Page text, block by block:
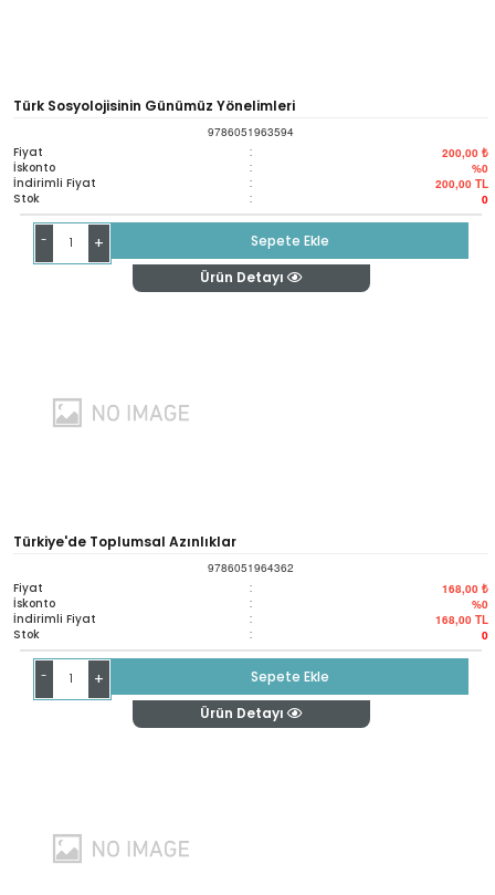
Türk Sosyolojisinin Günümüz Yönelimleri
9786051963594
Fiyat : 200,00 ₺
İskonto : %0
İndirimli Fiyat : 200,00 TL
Stok : 0
- +
Sepete Ekle
Ürün Detayı
Türkiye'de Toplumsal Azınlıklar
9786051964362
Fiyat : 168,00 ₺
İskonto : %0
İndirimli Fiyat : 168,00 TL
Stok : 0
- +
Sepete Ekle
Ürün Detayı